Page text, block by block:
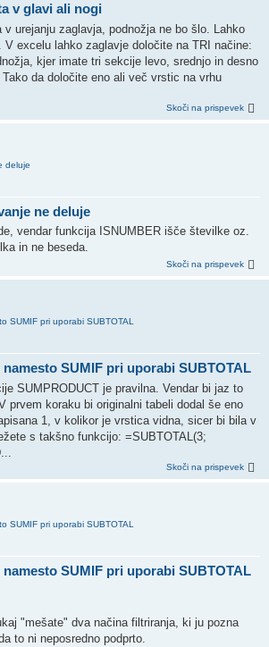
v glavi ali nogi
urejanju zaglavja, podnožja ne bo šlo. Lahko
V excelu lahko zaglavje določite na TRI načine:
kjer imate tri sekcije levo, srednjo in desno
da določite eno ali več vrstic na vrhu
Skoči na prispevek
deluje
ne deluje
vendar funkcija ISNUMBER išče številke oz.
in ne beseda.
Skoči na prispevek
SUMIF pri uporabi SUBTOTAL
namesto SUMIF pri uporabi SUBTOTAL
SUMPRODUCT je pravilna. Vendar bi jaz to
prvem koraku bi originalni tabeli dodal še eno
1, v kolikor je vrstica vidna, sicer bi bila v
s takšno funkcijo: =SUBTOTAL(3;
Skoči na prispevek
SUMIF pri uporabi SUBTOTAL
namesto SUMIF pri uporabi SUBTOTAL
"mešate" dva načina filtriranja, ki ju pozna
to ni neposredno podprto.